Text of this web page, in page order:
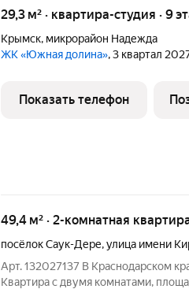
29,3 м² · квартира-студия · 9
Крымск, микрорайон Надежда
ЖК «Южная долина», 3 квартал
Показать телефон
49,4 м² · 2-комнатная
посёлок Саук-Дере,улица имени
Арт. 132027137 В Краснодарском
Квартира с двумя комнатами,